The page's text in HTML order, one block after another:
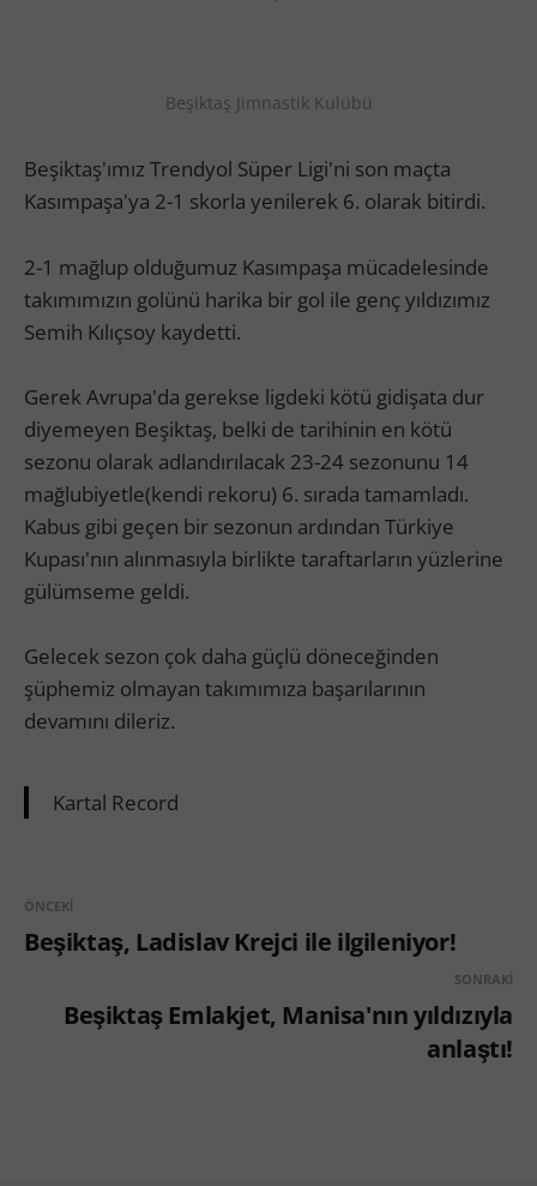
Beşiktaş Jimnastik Kulübü
Beşiktaş'ımız Trendyol Süper Ligi'ni son maçta
Kasımpaşa'ya 2-1 skorla yenilerek 6. olarak bitirdi.
2-1 mağlup olduğumuz Kasımpaşa mücadelesinde
takımımızın golünü harika bir gol ile genç yıldızımız
Semih Kılıçsoy kaydetti.
Gerek Avrupa'da gerekse ligdeki kötü gidişata dur
diyemeyen Beşiktaş, belki de tarihinin en kötü
sezonu olarak adlandırılacak 23-24 sezonunu 14
mağlubiyetle(kendi rekoru) 6. sırada tamamladı.
Kabus gibi geçen bir sezonun ardından Türkiye
Kupası'nın alınmasıyla birlikte taraftarların yüzlerine
gülümseme geldi.
Gelecek sezon çok daha güçlü döneceğinden
şüphemiz olmayan takımımıza başarılarının
devamını dileriz.
Kartal Record
ÖNCEKI
Beşiktaş, Ladislav Krejci ile ilgileniyor!
SONRAKI
Beşiktaş Emlakjet, Manisa'nın yıldızıyla
anlaştı!